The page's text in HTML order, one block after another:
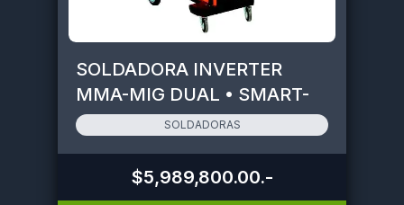
SOLDADORA INVERTER
MMA-MIG DUAL • SMART-
MIG500
SOLDADORAS
$5,989,800.00.-